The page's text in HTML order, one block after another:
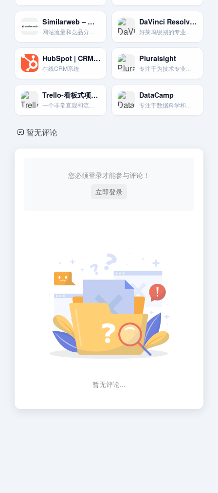
Similarweb – 流量竞品分析
网站流量和竞品分析平台
DaVinci Resolve-专业免费剪辑
好莱坞级别的专业视频剪辑。调色。特效和音频后期制作软件。其免费版功能已极其强大。 [26]
HubSpot | CRM 客户关系管理
在线CRM系统
Pluralsight
专注于为技术专业人士提供在线培训和技能评估。
Trello-看板式项目管理工具
一个非常直观和流行的可视化项目管理工具。使用看板。列表和卡片来组织任务。
DataCamp
专注于数据科学和分析技能的互动式在线学习平台。
暂无评论
您必须登录才能参与评论！
立即登录
暂无评论...